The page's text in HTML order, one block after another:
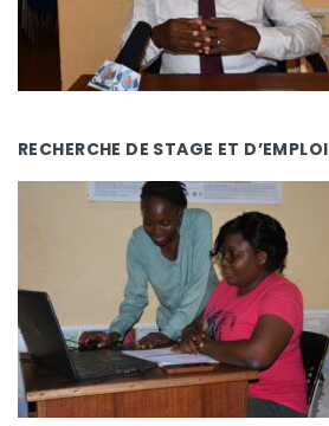
RECHERCHE DE STAGE ET D’EMPLOI